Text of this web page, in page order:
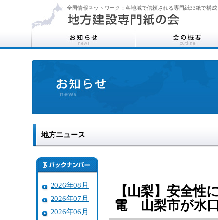
全国情報ネットワーク：各地域で信頼される専門紙33紙で構成
地方ニュース
2026年08月
2026年07月
2026年06月
【山梨】安全性
電 山梨市が水